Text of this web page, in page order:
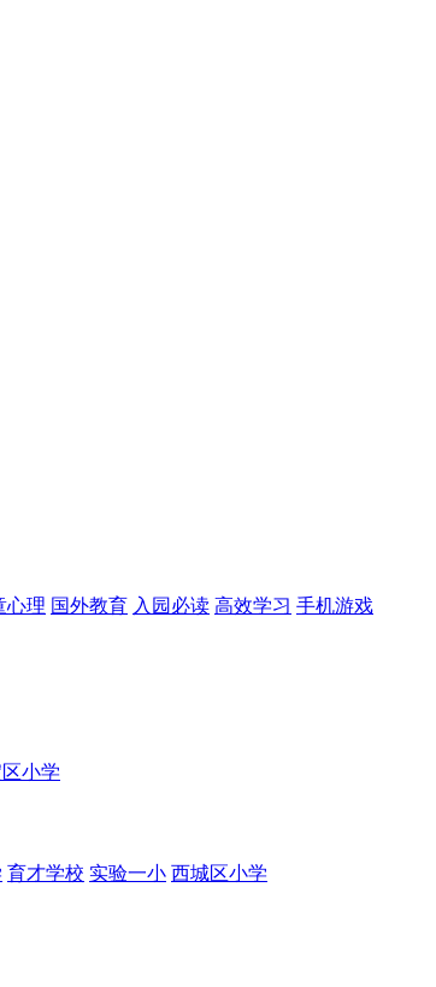
心理 国外教育 入园必读 高效学习 手机游戏
小学
育才学校 实验一小 西城区小学